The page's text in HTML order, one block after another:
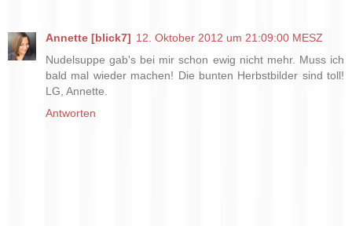
Annette [blick7] 12. Oktober 2012 um 21:09:00 MESZ
Nudelsuppe gab's bei mir schon ewig nicht mehr. Muss ich
bald mal wieder machen! Die bunten Herbstbilder sind toll!
LG, Annette.
Antworten